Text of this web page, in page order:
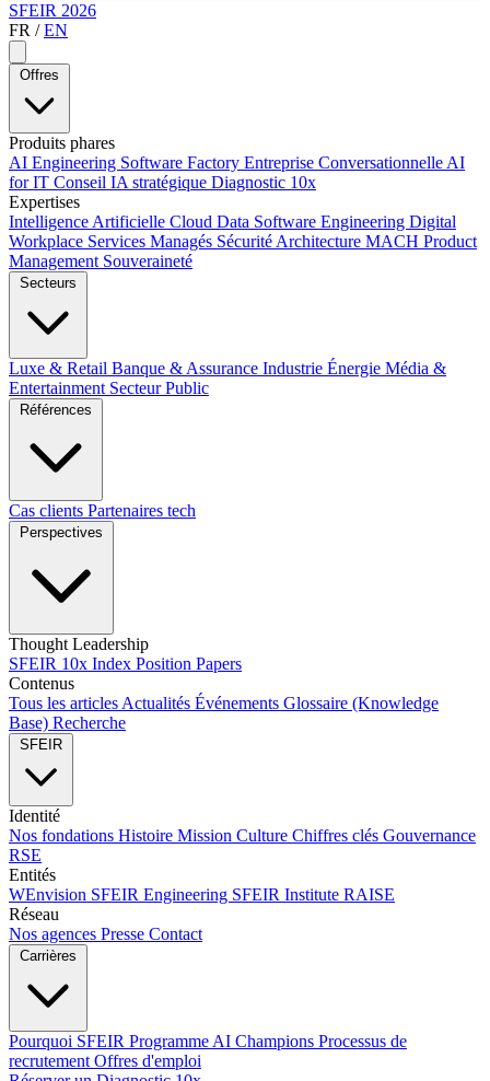
SFEIR 2026
FR / EN
Offres
Produits phares
AI Engineering Software Factory Entreprise Conversationnelle AI
for IT Conseil IA stratégique Diagnostic 10x
Expertises
Intelligence Artificielle Cloud Data Software Engineering Digital
Workplace Services Managés Sécurité Architecture MACH Product
Management Souveraineté
Secteurs
Luxe & Retail Banque & Assurance Industrie Énergie Média &
Entertainment Secteur Public
Références
Cas clients Partenaires tech
Perspectives
Thought Leadership
SFEIR 10x Index Position Papers
Contenus
Tous les articles Actualités Événements Glossaire (Knowledge
Base) Recherche
SFEIR
Identité
Nos fondations Histoire Mission Culture Chiffres clés Gouvernance
RSE
Entités
WEnvision SFEIR Engineering SFEIR Institute RAISE
Réseau
Nos agences Presse Contact
Carrières
Pourquoi SFEIR Programme AI Champions Processus de
recrutement Offres d'emploi